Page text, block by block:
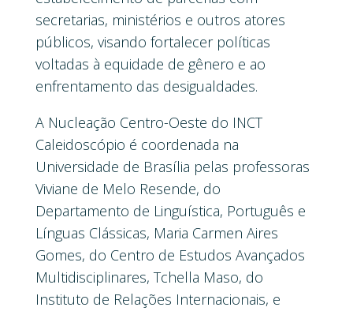
secretarias, ministérios e outros atores
públicos, visando fortalecer políticas
voltadas à equidade de gênero e ao
enfrentamento das desigualdades.
A Nucleação Centro-Oeste do INCT
Caleidoscópio é coordenada na
Universidade de Brasília pelas professoras
Viviane de Melo Resende, do
Departamento de Linguística, Português e
Línguas Clássicas, Maria Carmen Aires
Gomes, do Centro de Estudos Avançados
Multidisciplinares, Tchella Maso, do
Instituto de Relações Internacionais, e